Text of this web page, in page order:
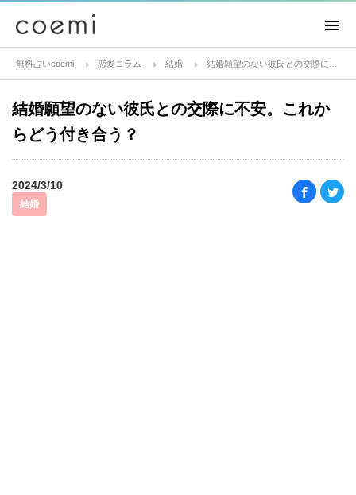
無料占いcoemi 恋愛コラム 結婚
結婚願望のない彼氏との交際に不安。これか
らどう付き合う？
2024/3/10
結婚